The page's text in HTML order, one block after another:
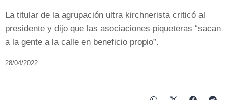
La titular de la agrupación ultra kirchnerista criticó al
presidente y dijo que las asociaciones piqueteras “sacan
a la gente a la calle en beneficio propio”.
28/04/2022